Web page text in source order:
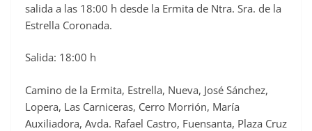
k
salida a las 18:00 h desde la Ermita de Ntra. Sra. de la
Estrella Coronada.
Salida: 18:00 h
Camino de la Ermita, Estrella, Nueva, José Sánchez,
Lopera, Las Carniceras, Cerro Morrión, María
Auxiliadora, Avda. Rafael Castro, Fuensanta, Plaza Cruz